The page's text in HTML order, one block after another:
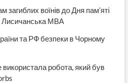
воїнів до Дня пам’яті
Лисичанська МВА
та РФ безпеки в Чорному
робота, який був